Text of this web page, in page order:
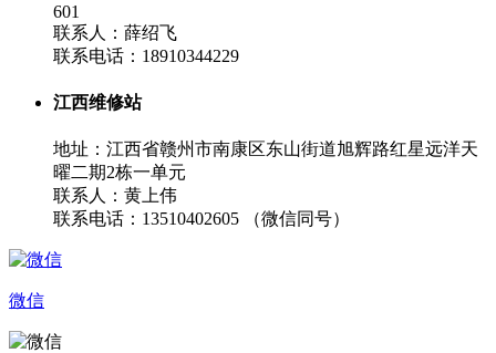
601
联系人：薛绍飞
联系电话：18910344229
江西维修站
地址：江西省赣州市南康区东山街道旭辉路红星远洋天
曜二期2栋一单元
联系人：黄上伟
联系电话：13510402605 （微信同号）
微信